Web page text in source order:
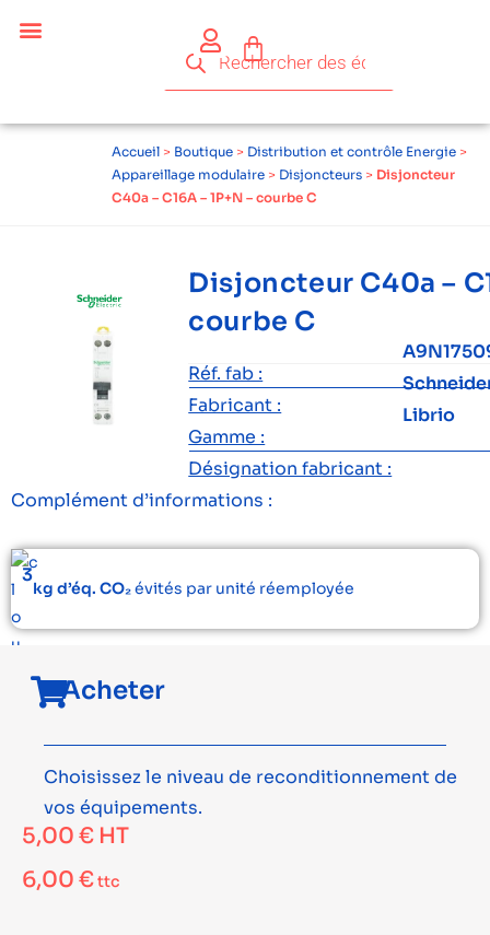
Accueil > Boutique > Distribution et contrôle Energie >
Appareillage modulaire > Disjoncteurs > Disjoncteur
C40a – C16A – 1P+N – courbe C
Disjoncteur C40a –
courbe C
Réf. fab :
Fabricant :
Gamme :
Librio
Désignation fabricant :
Complément d’informations :
3
kg d’éq. CO₂évités par unité réemployée
Acheter
Choisissez le niveau de reconditionnement de
vos équipements.
5,00 € HT
6,00 €ttc